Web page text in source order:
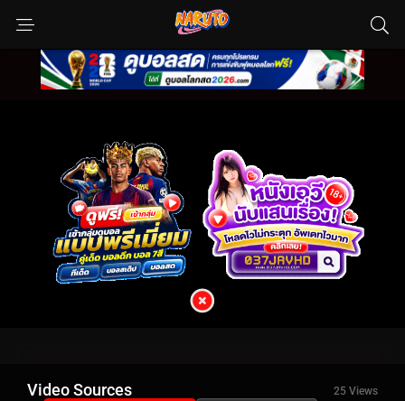
Video Sources 25 Views